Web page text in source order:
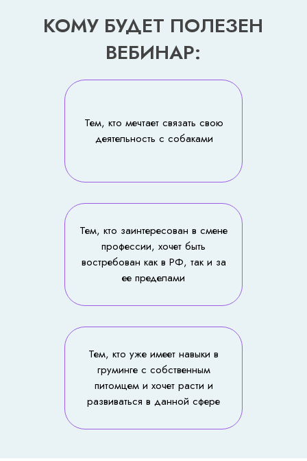
Тем, кто мечтает связать свою
деятельность с собаками
Тем, кто заинтересован в смене
профессии, хочет быть
востребован как в РФ, так и за
ее пределами
Тем, кто уже имеет навыки в
груминге с собственным
питомцем и хочет расти и
развиваться в данной сфере
КОМУ БУДЕТ ПОЛЕЗЕН
ВЕБИНАР: